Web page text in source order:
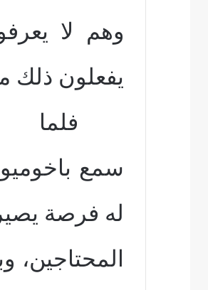
وهم لا
يفعلون ذلك
فلما
سمع
له فرصة
المحتاجين،